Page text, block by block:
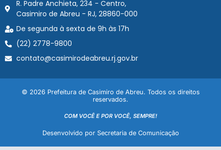
R. Padre Anchieta, 234 - Centro,
Casimiro de Abreu - RJ, 28860-000
De segunda à sexta de 9h às 17h
(22) 2778-9800
contato@casimirodeabreu.rj.gov.br
© 2026 Prefeitura de Casimiro de Abreu. Todos os direitos
reservados.
COM VOCÊ E POR VOCÊ, SEMPRE!
Desenvolvido por Secretaria de Comunicação